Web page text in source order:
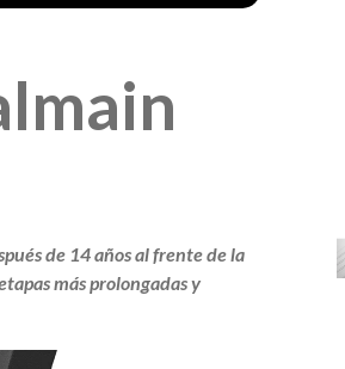
de 14 años al frente de la
más prolongadas y